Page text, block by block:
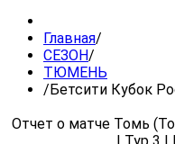
Главная/
СЕЗОН/
ТЮМЕНЬ
/ Бетсити Кубок
Отчет о матче Томь